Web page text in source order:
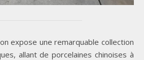
expose une remarquable collection
allant de porcelaines chinoises à